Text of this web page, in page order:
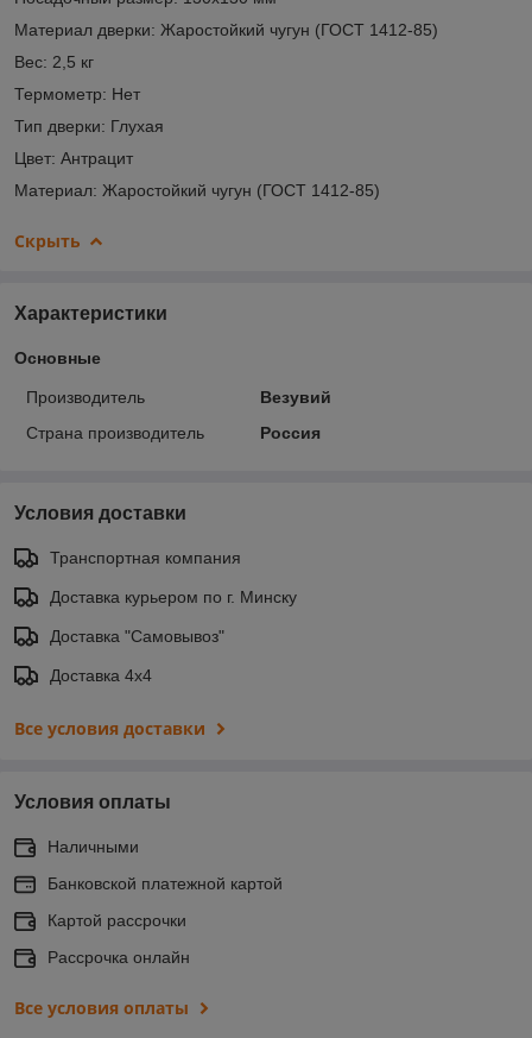
Материал дверки: Жаростойкий чугун (ГОСТ 1412-85)
Вес: 2,5 кг
Термометр: Нет
Тип дверки: Глухая
Цвет: Антрацит
Материал: Жаростойкий чугун (ГОСТ 1412-85)
Скрыть
Характеристики
Основные
Производитель
Везувий
Страна производитель
Россия
Условия доставки
Транспортная компания
Доставка курьером по г. Минску
Доставка "Самовывоз"
Доставка 4х4
Все условия доставки
Условия оплаты
Наличными
Банковской платежной картой
Картой рассрочки
Рассрочка онлайн
Все условия оплаты